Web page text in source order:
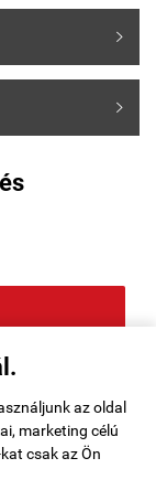
az oldal
marketing célú
csak az Ön


megrendelés